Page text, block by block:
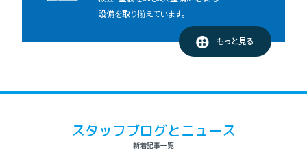
設備を取り揃えています。
もっと見る
スタッフブログとニュース
新着記事一覧